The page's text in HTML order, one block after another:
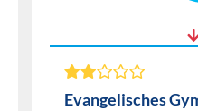
Evangelisches